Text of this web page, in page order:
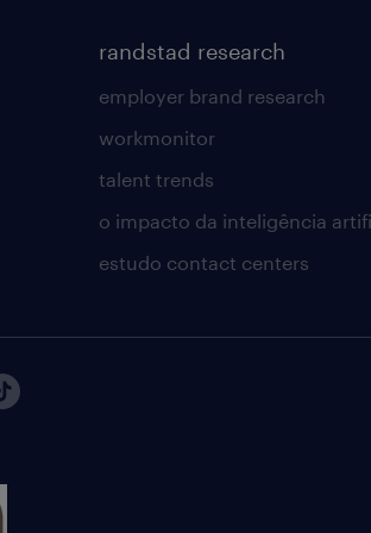
randstad research
employer brand research
workmonitor
talent trends
o impacto da inteligência
estudo contact centers